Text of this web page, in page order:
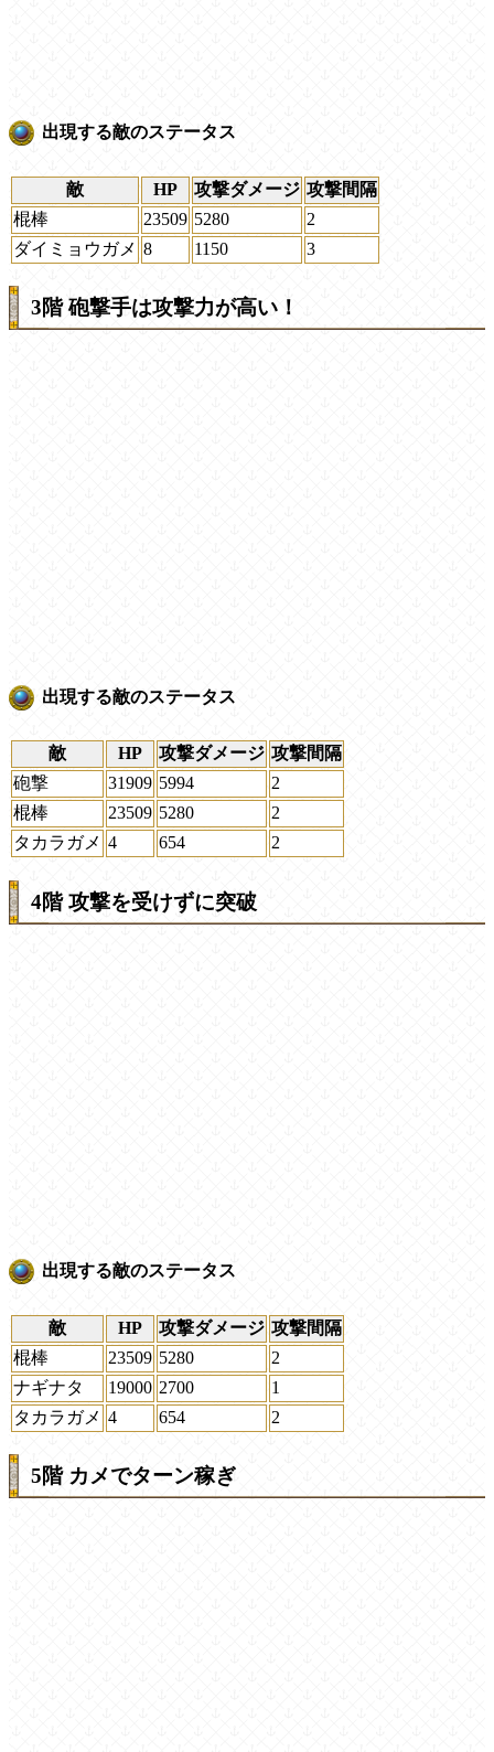
出現する敵のステータス
敵 HP 攻撃ダメージ 攻撃間隔
棍棒
23509 5280
2
ダイミョウガメ 8 1150 3
3階 砲撃手は攻撃力が高い！
出現する敵のステータス
敵 HP 攻撃ダメージ 攻撃間隔
砲撃
31909 5994
2
棍棒
23509 5280
2
タカラガメ 4 654 2
4階 攻撃を受けずに突破
出現する敵のステータス
敵 HP 攻撃ダメージ 攻撃間隔
棍棒
23509 5280
2
ナギナタ
19000 2700
1
タカラガメ 4 654 2
5階 カメでターン稼ぎ